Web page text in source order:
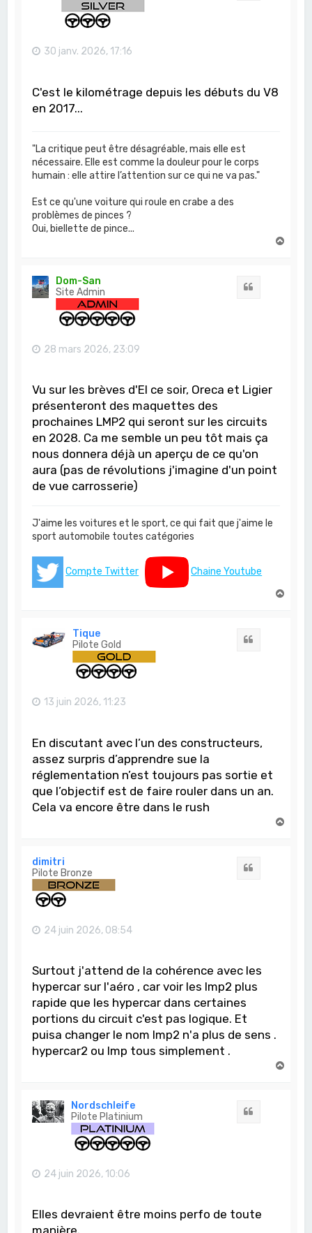
30 janv. 2026, 17:16
C'est le kilométrage depuis les débuts du V8
en 2017...
"La critique peut être désagréable, mais elle est
nécessaire. Elle est comme la douleur pour le corps
humain : elle attire l’attention sur ce qui ne va pas."
Est ce qu'une voiture qui roule en crabe a des
problèmes de pinces ?
Oui, biellette de pince...
Dom-San
Site Admin
28 mars 2026, 23:09
Vu sur les brèves d'EI ce soir, Oreca et Ligier
présenteront des maquettes des
prochaines LMP2 qui seront sur les circuits
en 2028. Ca me semble un peu tôt mais ça
nous donnera déjà un aperçu de ce qu'on
aura (pas de révolutions j'imagine d'un point
de vue carrosserie)
J'aime les voitures et le sport, ce qui fait que j'aime le
sport automobile toutes catégories
Compte Twitter
Chaine Youtube
Tique
Pilote Gold
13 juin 2026, 11:23
En discutant avec l’un des constructeurs,
assez surpris d’apprendre sue la
réglementation n’est toujours pas sortie et
que l’objectif est de faire rouler dans un an.
Cela va encore être dans le rush
dimitri
Pilote Bronze
24 juin 2026, 08:54
Surtout j'attend de la cohérence avec les
hypercar sur l'aéro , car voir les lmp2 plus
rapide que les hypercar dans certaines
portions du circuit c'est pas logique. Et
puisa changer le nom lmp2 n'a plus de sens .
hypercar2 ou lmp tous simplement .
Nordschleife
Pilote Platinium
24 juin 2026, 10:06
Elles devraient être moins perfo de toute